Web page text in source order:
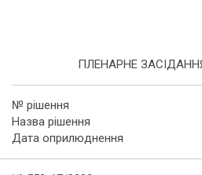
ПЛЕНАРНЕ
№ рішення
Назва рішення
Дата оприлюднення